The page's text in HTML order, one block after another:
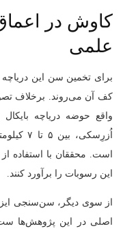
کاوش در
علمی
برای تخمین سن این
واقع حوضه دریاچه
است. محققان با استفاده
این رسوبات را برآورد کنند.
اصلی در این پژوهش‌ها